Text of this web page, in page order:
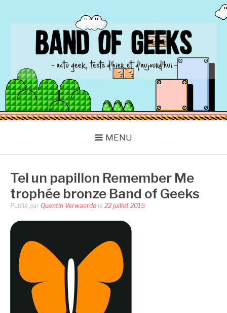
BAND OF GEEKS
Actu Geek d'hier et d'aujourd'hui
MENU
Tel un papillon Remember Me
trophée bronze Band of Geeks
Publié par Quentin Verwaerde le 22 juillet 2015